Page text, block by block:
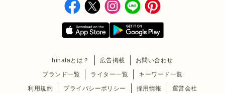
hinataとは？ 広告掲載
お問い合わせ
ブランド一覧
ライター一覧
キーワード一覧
利用規約
プライバシーポリシー 採用情報 運営会社